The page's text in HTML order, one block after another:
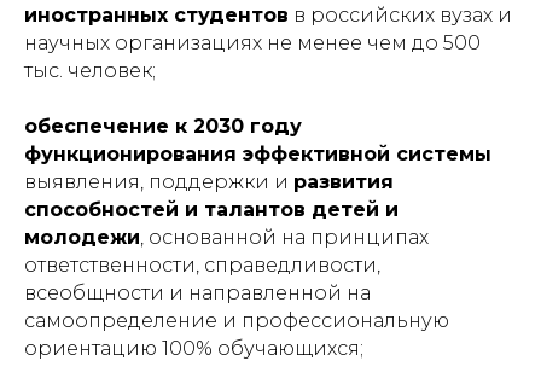
иностранных студентов в российских вузах и
научных организациях не менее чем до 500
тыс. человек;
обеспечение к 2030 году
функционирования эффективной системы
выявления, поддержки и развития
способностей и талантов детей и
молодежи, основанной на принципах
ответственности, справедливости,
всеобщности и направленной на
самоопределение и профессиональную
ориентацию 100% обучающихся;